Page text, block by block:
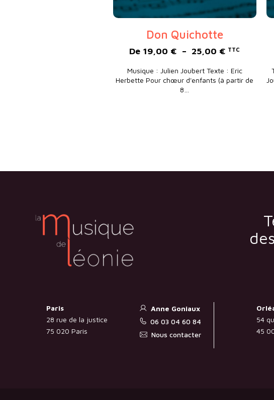
Don Quichotte
De 19,00 € – 25,00 € Plage de
TTC
Musique : Julien Joubert Texte : Eric
Herbette Pour chœur d'enfants (à partir de
8…
Paris
28 rue de la justice
75 020 Paris
Anne Goniaux
06 03 04 60 84
Nous contacter
54
45